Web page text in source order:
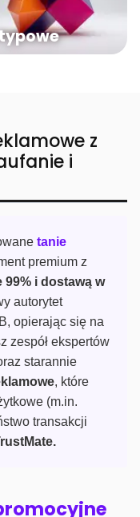
z
i
tanie
premium z
99% i dostawą w
autorytet
opierając się na
zespół ekspertów
starannie
, które
(m.in.
transakcji